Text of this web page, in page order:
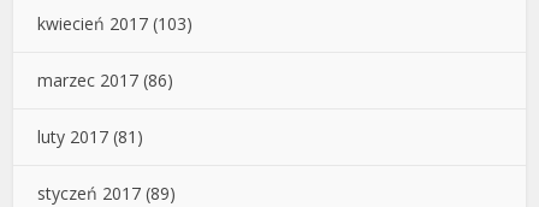
kwiecień 2017 (103)
marzec 2017 (86)
luty 2017 (81)
styczeń 2017 (89)